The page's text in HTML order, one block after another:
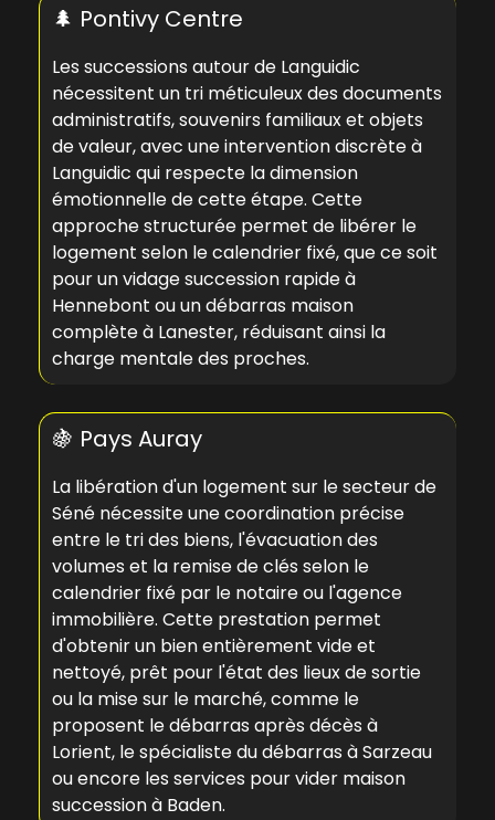
🌲 Pontivy Centre
Les successions autour de Languidic
nécessitent un tri méticuleux des documents
administratifs, souvenirs familiaux et objets
de valeur, avec uneintervention discrète à
Languidic qui respecte la dimension
émotionnelle de cette étape. Cette
approche structurée permet de libérer le
logement selon le calendrier fixé, que ce soit
pour unvidage succession rapide à
Hennebont ou undébarras maison
complète à Lanester, réduisant ainsi la
charge mentale des proches.
🍇 Pays Auray
La libération d'un logement sur le secteur de
Séné nécessite une coordination précise
entre le tri des biens, l'évacuation des
volumes et la remise de clés selon le
calendrier fixé par le notaire ou l'agence
immobilière. Cette prestation permet
d'obtenir un bien entièrement vide et
nettoyé, prêt pour l'état des lieux de sortie
ou la mise sur le marché, comme le
proposent ledébarras après décès à
Lorient, lespécialiste du débarras à Sarzeau
ou encore les services pourvider maison
succession à Baden.